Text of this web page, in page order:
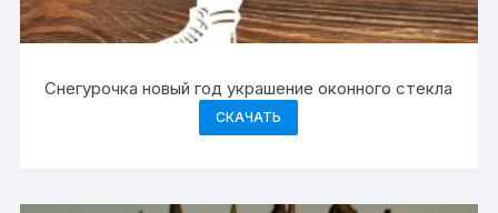
Снегурочка новый год украшение оконного стекла
СКАЧАТЬ